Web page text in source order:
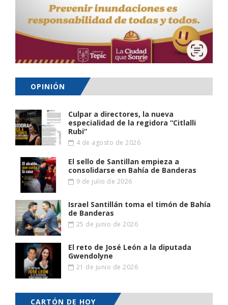
OPINIÓN
Culpar a directores, la nueva
especialidad de la regidora “Citlalli
Rubi”
4 de agosto de 2026
El sello de Santillan empieza a
consolidarse en Bahía de Banderas
9 de julio de 2026
Israel Santillán toma el timón de Bahía
de Banderas
25 de junio de 2026
El reto de José León a la diputada
Gwendolyne
21 de junio de 2026
CARTÓN DE HOY